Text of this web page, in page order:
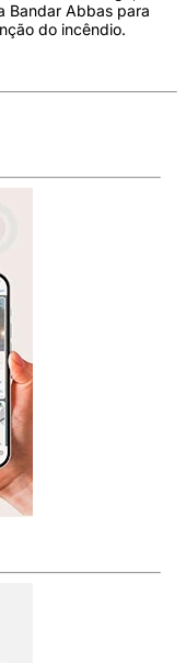
Bandar Abbas para
do incêndio.